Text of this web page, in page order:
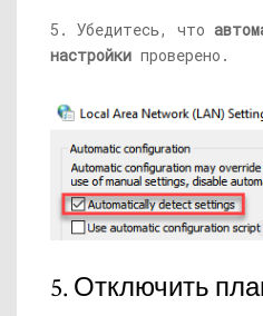
5. Убедитесь, что
настройки проверено.
5. Отключить